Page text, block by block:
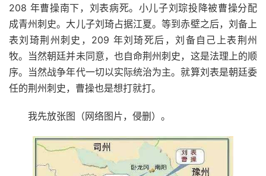
208 年曹操南下，刘表病死。小儿子刘琮投降被曹操分配
成青州刺史。大儿子刘琦占据江夏。等到赤壁之后，刘备上
表刘琦荆州刺史，209 年刘琦死后，刘备自己上表荆州
牧。当然朝廷并未同意，也自命荆州刺史，这是法理上的顺
序。当然战争年代一切以实际统治为主。就算刘表是朝廷委
任的荆州刺史，曹操也是想打就打。
我先放张图（网络图片，侵删）。